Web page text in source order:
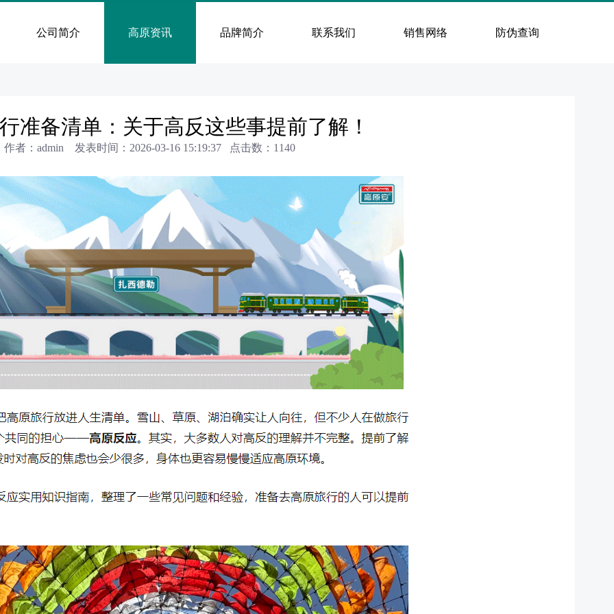
公司简介 高原资讯 品牌简介 联系我们 销售网络 防伪查询
准备清单：关于高反这些事提前了解！
作者：admin 发表时间：2026-03-16 15:19:37 点击数： 1140